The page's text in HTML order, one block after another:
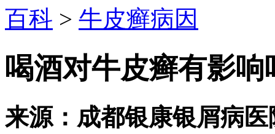
百科 > 牛皮癣病因
喝酒对牛皮癣有影响
来源：成都银康银屑病